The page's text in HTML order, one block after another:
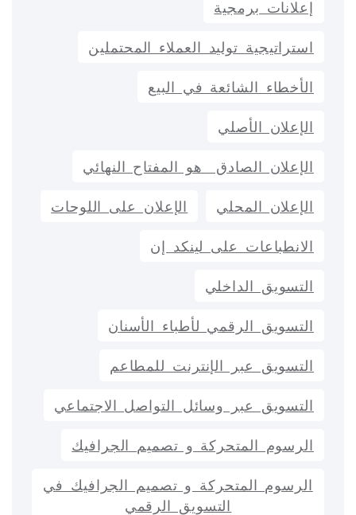
إعلانات برمجية
استراتيجية توليد العملاء المحتملين
الأخطاء الشائعة في البيع
الإعلان الأصلي
الإعلان الصادق هو المفتاح النهائي
الإعلان المحلي الإعلان على اللوحات
الانطباعات على لينكد إن
التسويق الداخلي
التسويق الرقمي لأطباء الأسنان
التسويق عبر الإنترنت للمطاعم
التسويق عبر وسائل التواصل الاجتماعي
الرسوم المتحركة و تصميم الجرافيك
الرسوم المتحركة و تصميم الجرافيك في
التسويق الرقمي